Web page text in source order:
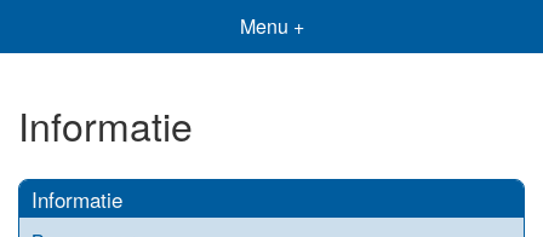
Menu +
Informatie
Informatie